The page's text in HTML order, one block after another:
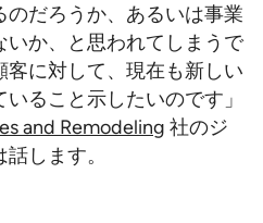
のだろうか、あるいは事業
いか、と思われてしまうで
客に対して、現在も新しい
ること示したいのです」
and Remodeling 社のジ
します。